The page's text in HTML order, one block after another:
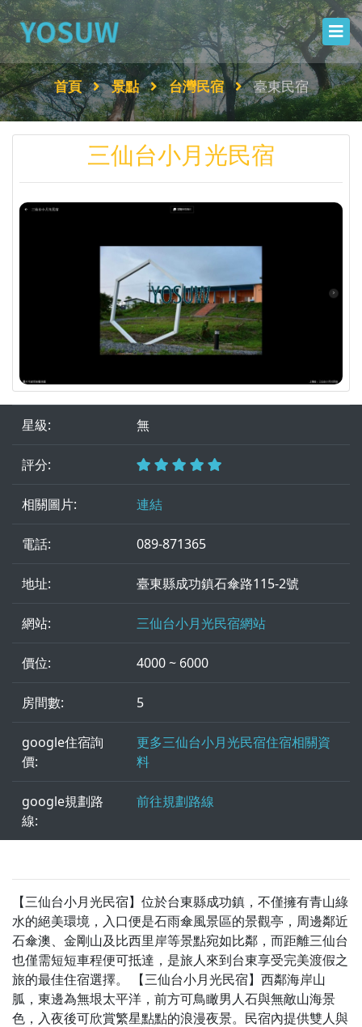
首頁 景點 台灣民宿 臺東民宿
三仙台小月光民宿
星級: 無
評分:
相關圖片: 連結
電話: 089-871365
地址: 臺東縣成功鎮石傘路115-2號
網站: 三仙台小月光民宿網站
價位: 4000 ~ 6000
房間數: 5
google住宿詢
價:
更多三仙台小月光民宿住宿相關資
料
google規劃路
線:
前往規劃路線
【三仙台小月光民宿】位於台東縣成功鎮，不僅擁有青山綠
水的絕美環境，入口便是石雨傘風景區的景觀亭，周邊鄰近
石傘澳、金剛山及比西里岸等景點宛如比鄰，而距離三仙台
也僅需短短車程便可抵達，是旅人來到台東享受完美渡假之
旅的最佳住宿選擇。 【三仙台小月光民宿】西鄰海岸山
胍，東邊為無垠太平洋，前方可鳥瞰男人石與無敵山海景
色，入夜後可欣賞繁星點點的浪漫夜景。民宿內提供雙人與